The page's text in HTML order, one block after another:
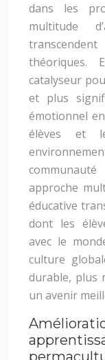
dans les
multitude
théoriques.
catalyseur
et plus
émotionnel
élèves et
approche
éducative
dont les
avec le
culture
durable, plus
un avenir